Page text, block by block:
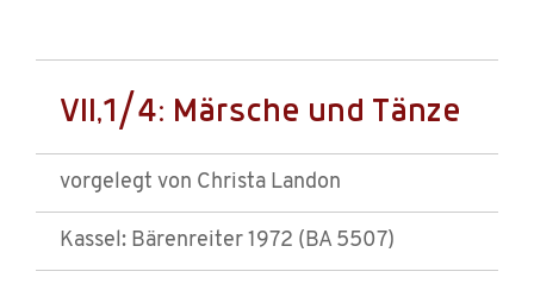
VII,1/4: Märsche und Tänze
vorgelegt von Christa Landon
Kassel: Bärenreiter 1972 (BA 5507)